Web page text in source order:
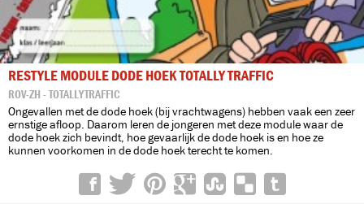
RESTYLE MODULE DODE HOEK TOTALLY TRAFFIC
ROV-ZH - TOTALLYTRAFFIC
Ongevallen met de dode hoek (bij vrachtwagens) hebben vaak een zeer
ernstige afloop. Daarom leren de jongeren met deze module waar de
dode hoek zich bevindt, hoe gevaarlijk de dode hoek is en hoe ze
kunnen voorkomen in de dode hoek terecht te komen.